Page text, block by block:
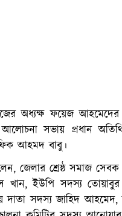
অধ্যক্ষ ফয়েজ
আলোচনা সভায় প্রধান
আহমদ বাবু।
জেলার শ্রেষ্ঠ সমাজ
খান, ইউপি সদস্য
দাতা সদস্য জাহিদ